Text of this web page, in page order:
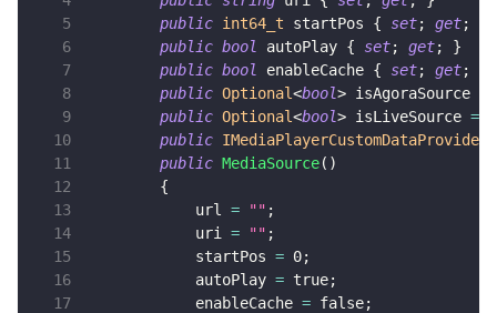
融合 CDN 直播
对接国内外多家 CDN 供应商，提供一个整体播放体验最佳的
CDN 直播方案
为智能硬件提供优质的媒体流传输，实现人与人、人与物、物与
实时互动扩展能力
Flutter
React Native
Unreal (C++)
Unreal (Blueprint)
React
public int64_t startPos { set; get;
public bool autoPlay { set; get;
}
public bool enableCache { set; get;
public Optional<bool> isAgoraSource
public Optional<bool> isLiveSource =
public IMediaPlayerCustomDataProvider
public MediaSource( )
{
            url
= "" ;
            uri
= "" ;
            startPos
= 0;
            autoPlay
= true;
            enableCache
= false;